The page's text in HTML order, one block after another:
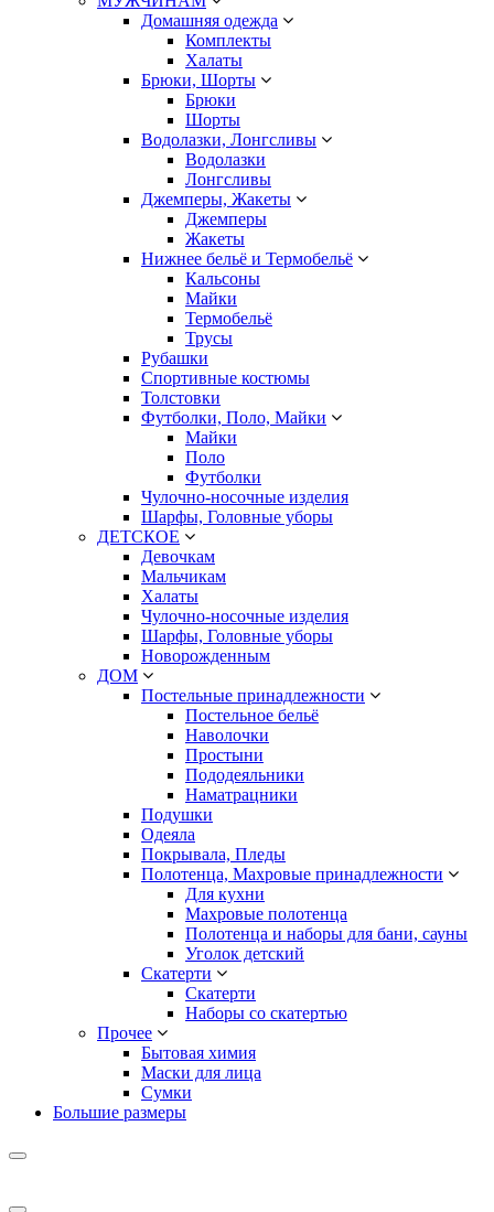
Домашняя одежда
Комплекты
Халаты
Брюки, Шорты
Брюки
Шорты
Водолазки, Лонгсливы
Водолазки
Лонгсливы
Джемперы, Жакеты
Джемперы
Жакеты
Нижнее бельё и Термобельё
Кальсоны
Майки
Термобельё
Трусы
Рубашки
Спортивные костюмы
Толстовки
Футболки, Поло, Майки
Майки
Поло
Футболки
Чулочно-носочные изделия
Шарфы, Головные уборы
ДЕТСКОЕ
Девочкам
Мальчикам
Халаты
Чулочно-носочные изделия
Шарфы, Головные уборы
Новорожденным
ДОМ
Постельные принадлежности
Постельное бельё
Наволочки
Простыни
Пододеяльники
Наматрацники
Подушки
Одеяла
Покрывала, Пледы
Полотенца, Махровые принадлежности
Для кухни
Махровые полотенца
Полотенца и наборы для бани, сауны
Уголок детский
Скатерти
Скатерти
Наборы со скатертью
Прочее
Бытовая химия
Маски для лица
Сумки
Большие размеры